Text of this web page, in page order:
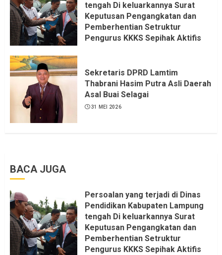
tengah Di keluarkannya Surat
Keputusan Pengangkatan dan
Pemberhentian Setruktur
Pengurus KKKS Sepihak Aktifis
Dapat saya pastikan penuh Unsur
KKN, dan Unsur Politik.
6 AGUSTUS 2026
Sekretaris DPRD Lamtim
Thabrani Hasim Putra Asli Daerah
Asal Buai Selagai
31 MEI 2026
BACA JUGA
Persoalan yang terjadi di Dinas
Pendidikan Kabupaten Lampung
tengah Di keluarkannya Surat
Keputusan Pengangkatan dan
Pemberhentian Setruktur
Pengurus KKKS Sepihak Aktifis